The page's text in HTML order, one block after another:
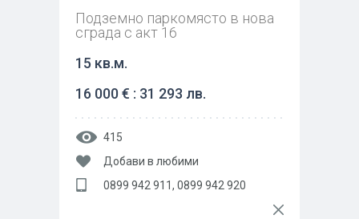
Подземно паркомясто в нова
сграда с акт 16
15 кв.м.
16 000 € : 31 293 лв.
415
Добави в любими
0899 942 911, 0899 942 920